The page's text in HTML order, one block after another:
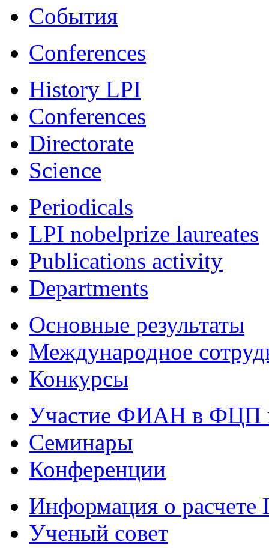
События
Conferences
History LPI
Conferences
Directorate
Science
Periodicals
LPI nobelprize laureates
Publications activity
Departments
Основные результаты
Международное
Конкурсы
Участие ФИАН в ФЦП
Семинары
Конференции
Информация о
Ученый совет